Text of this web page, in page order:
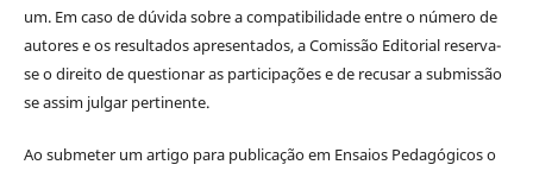
um. Em caso de dúvida sobre a compatibilidade entre o número de
autores e os resultados apresentados, a Comissão Editorial reserva-
se o direito de questionar as participações e de recusar a submissão
se assim julgar pertinente.
Ao submeter um artigo para publicação em Ensaios Pedagógicos o